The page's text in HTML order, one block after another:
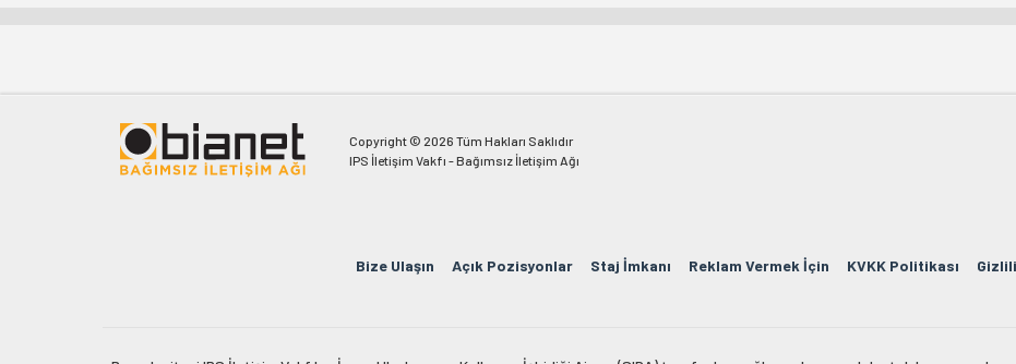
Copyright © 2026 Tüm Hakları Saklıdır
IPS İletişim Vakfı - Bağımsız İletişim Ağı
Bize Ulaşın Açık Pozisyonlar Staj İmkanı Reklam Vermek İçin KVKK Politikası